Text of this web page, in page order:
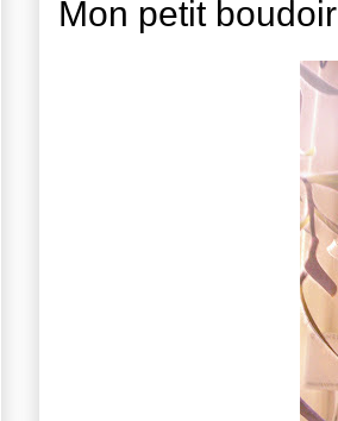
Mon petit boudoir